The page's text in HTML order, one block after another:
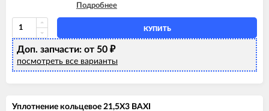
BAXI ECO-5 Compact 24 F
BAXI ECO-5 Compact 24 F GPL
Подробнее
КУПИТЬ
Доп. запчасти: от 50 ₽
посмотреть все варианты
Уплотнение кольцевое 21,5X3 BAXI